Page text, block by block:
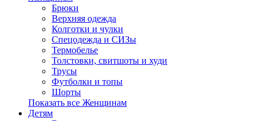
Брюки
Верхняя одежда
Колготки и чулки
Спецодежда и СИЗы
Термобелье
Толстовки, свитшоты и худи
Трусы
Футболки и топы
Шорты
Показать все Женщинам
Детям